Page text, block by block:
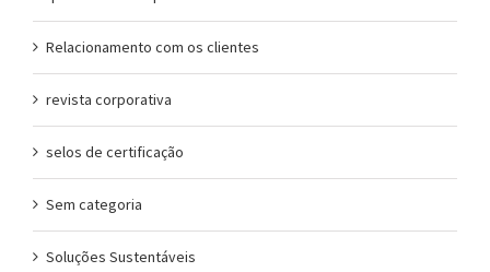
Relacionamento com os clientes
revista corporativa
selos de certificação
Sem categoria
Soluções Sustentáveis